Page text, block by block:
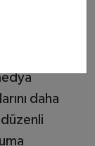
daha
düzenli